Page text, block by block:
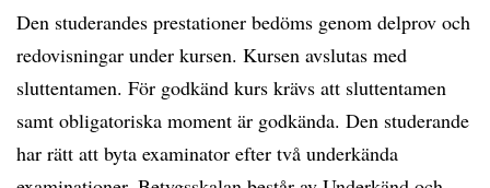
Den studerandes prestationer bedöms genom delprov och
redovisningar under kursen. Kursen avslutas med
sluttentamen. För godkänd kurs krävs att sluttentamen
samt obligatoriska moment är godkända. Den studerande
har rätt att byta examinator efter två underkända